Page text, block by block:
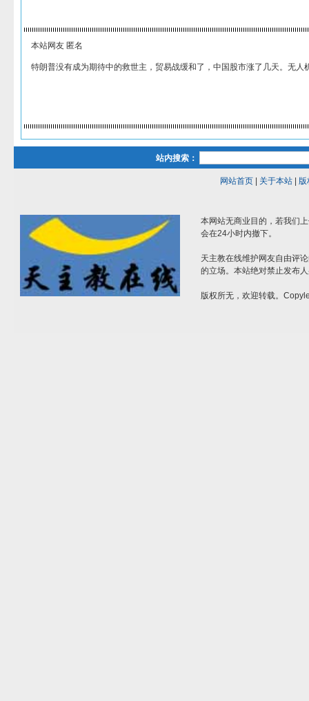
本站网友 匿名
特朗普没有成为期待中的救世主，贸易战缓和了，中国股市涨了几天。无人
站内搜索：
网站首页| 关于本站| 版
本网站无商业目的，若我们
会在24小时内撤下。
天主教在线维护网友自由评
的立场。本站绝对禁止发布
版权所无，欢迎转载。